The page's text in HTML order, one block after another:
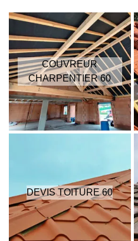
COUVREUR
CHARPENTIER 60
DEVIS TOITURE 60